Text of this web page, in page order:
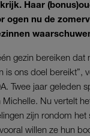
Haar
ogen nu de
gezin bereiken dat
is ons doel bereikt”,
Twee jaar geleden
Michelle. Nu vertelt
zijn rondom het
willen ze hun